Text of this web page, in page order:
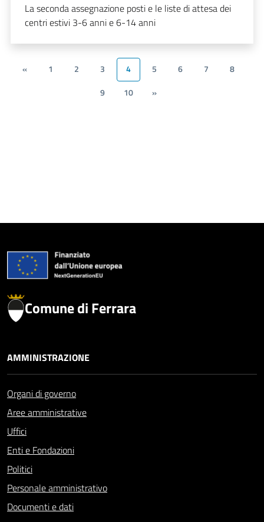
La seconda assegnazione posti e le liste di attesa dei
centri estivi 3-6 anni e 6-14 anni
« 1 2 3 4 5 6 7
8
9
10 »
Comune di Ferrara
AMMINISTRAZIONE
Organi di governo
Aree amministrative
Uffici
Enti e Fondazioni
Politici
Personale amministrativo
Documenti e dati